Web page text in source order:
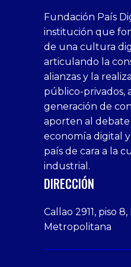
PRIMER
COMUNICACIONES Y
El encuentro
área de
organización,
participación de...